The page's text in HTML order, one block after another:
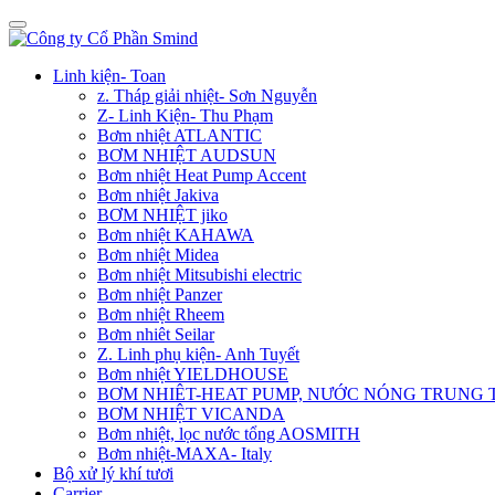
Linh kiện- Toan
z. Tháp giải nhiệt- Sơn Nguyễn
Z- Linh Kiện- Thu Phạm
Bơm nhiệt ATLANTIC
BƠM NHIỆT AUDSUN
Bơm nhiệt Heat Pump Accent
Bơm nhiệt Jakiva
BƠM NHIỆT jiko
Bơm nhiệt KAHAWA
Bơm nhiệt Midea
Bơm nhiệt Mitsubishi electric
Bơm nhiệt Panzer
Bơm nhiệt Rheem
Bơm nhiêt Seilar
Z. Linh phụ kiện- Anh Tuyết
Bơm nhiệt YIELDHOUSE
BƠM NHIÊT-HEAT PUMP, NƯỚC NÓNG TRUNG
BƠM NHIỆT VICANDA
Bơm nhiệt, lọc nước tổng AOSMITH
Bơm nhiệt-MAXA- Italy
Bộ xử lý khí tươi